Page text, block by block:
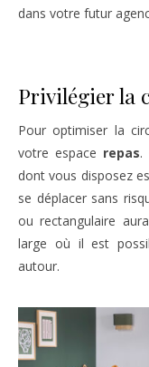
dans votre futur
Privilégier la
Pour optimiser la
votre espace repas.
dont vous disposez
se déplacer sans
ou rectangulaire
large où il est
autour.